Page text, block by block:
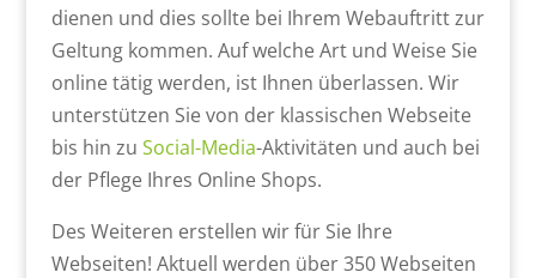
dienen und dies sollte bei Ihrem Webauftritt zur
Geltung kommen. Auf welche Art und Weise Sie
online tätig werden, ist Ihnen überlassen. Wir
unterstützen Sie von der klassischen Webseite
bis hin zu Social-Media-Aktivitäten und auch bei
der Pflege Ihres Online Shops.
Des Weiteren erstellen wir für Sie Ihre
Webseiten! Aktuell werden über 350 Webseiten